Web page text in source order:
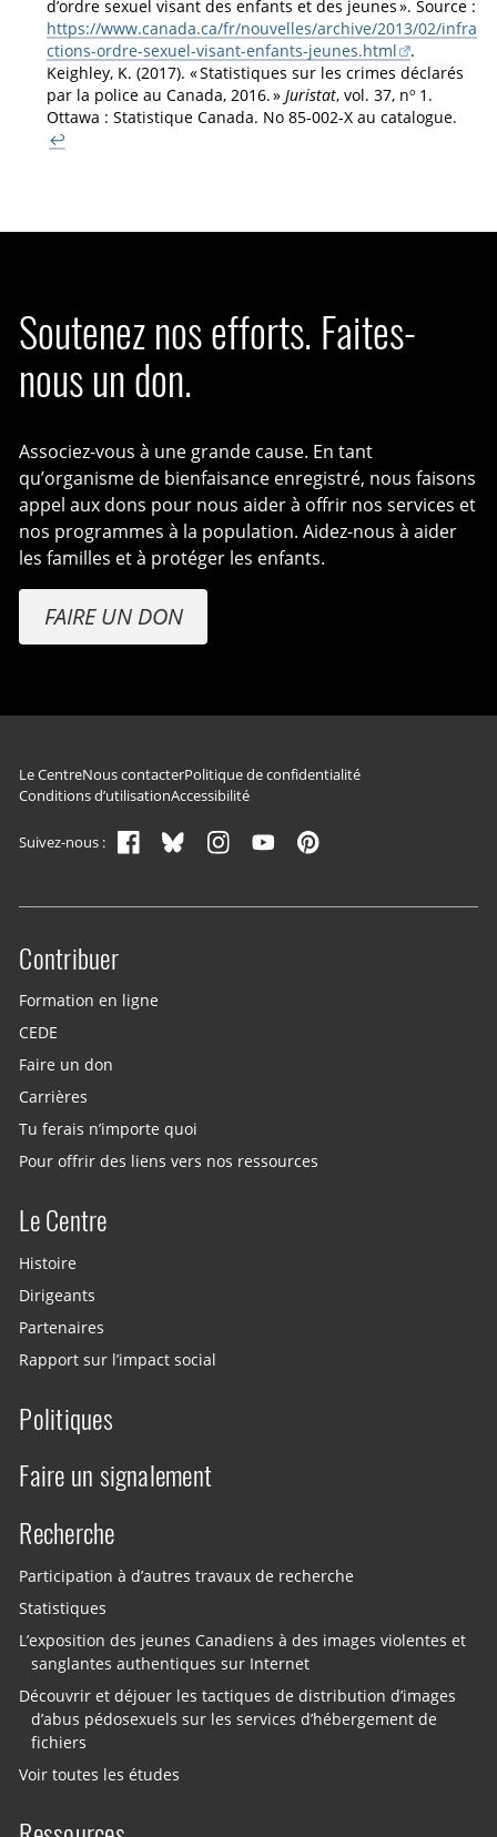
d’ordre sexuel visant des enfants et des jeunes ». Source :
https://www.canada.ca/fr/nouvelles/archive/2013/02/infra
ctions-ordre-sexuel-visant-enfants-jeunes.html
.
Keighley, K. (2017). « Statistiques sur les crimes déclarés
par la police au Canada, 2016. » Juristat, vol. 37, no1.
Ottawa : Statistique Canada. No 85-002-X au catalogue.
↩
Soutenez nos efforts. Faites-
nous un don.
Associez-vous à une grande cause. En tant
qu’organisme de bienfaisance enregistré, nous faisons
appel aux dons pour nous aider à offrir nos services et
nos programmes à la population. Aidez-nous à aider
les familles et à protéger les enfants.
FAIRE UN DON
Navigation du pied de page
Le CentreNous contacterPolitique de confidentialité
Conditions d’utilisationAccessibilité
Suivez-nous :
Site menu
Contribuer
Formation en ligne
CEDE
Faire un don
Carrières
Tu ferais n’importe quoi
Pour offrir des liens vers nos ressources
Le Centre
Histoire
Dirigeants
Partenaires
Rapport sur l’impact social
Politiques
Faire un signalement
Recherche
Participation à d’autres travaux de recherche
Statistiques
L’exposition des jeunes Canadiens à des images violentes et
sanglantes authentiques sur Internet
Découvrir et déjouer les tactiques de distribution d’images
d’abus pédosexuels sur les services d’hébergement de
fichiers
Voir toutes les études